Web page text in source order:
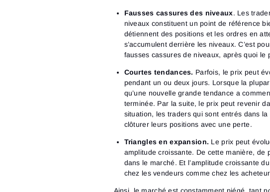
Fausses cassures des niveaux. Les
niveaux constituent un point de référence
détiennent des positions et les ordres en
s’accumulent derrière les niveaux. C’est
fausses cassures de niveaux, après quoi le
Courtes tendances. Parfois, le prix peut
pendant un ou deux jours. Lorsque la
qu’une nouvelle grande tendance a
terminée. Par la suite, le prix peut revenir
situation, les traders qui sont entrés dans
clôturer leurs positions avec une perte.
Triangles en expansion. Le prix peut
amplitude croissante. De cette manière, de
dans le marché. Et l’amplitude croissante
chez les vendeurs comme chez les